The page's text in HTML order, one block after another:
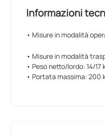
Informazioni
• Misure in modalità
• Misure in modalità
• Peso netto/lordo: 14/17
• Portata massima: 200